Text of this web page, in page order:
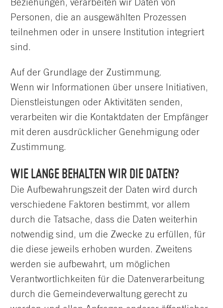
Beziehungen, verarbeiten wir Daten von
Personen, die an ausgewählten Prozessen
teilnehmen oder in unsere Institution integriert
sind.
Auf der Grundlage der Zustimmung.
Wenn wir Informationen über unsere Initiativen,
Dienstleistungen oder Aktivitäten senden,
verarbeiten wir die Kontaktdaten der Empfänger
mit deren ausdrücklicher Genehmigung oder
Zustimmung.
WIE LANGE BEHALTEN WIR DIE DATEN?
Die Aufbewahrungszeit der Daten wird durch
verschiedene Faktoren bestimmt, vor allem
durch die Tatsache, dass die Daten weiterhin
notwendig sind, um die Zwecke zu erfüllen, für
die diese jeweils erhoben wurden. Zweitens
werden sie aufbewahrt, um möglichen
Verantwortlichkeiten für die Datenverarbeitung
durch die Gemeindeverwaltung gerecht zu